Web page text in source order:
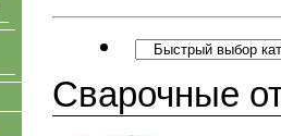
Сварочные